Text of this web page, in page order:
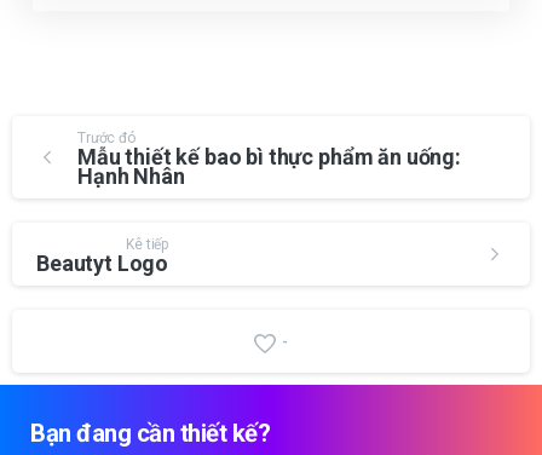
Trước đó
Mẫu thiết kế bao bì thực phẩm ăn uống:
Hạnh Nhân
Kê tiếp
Beautyt Logo
-
Bạn đang cần thiết kế?